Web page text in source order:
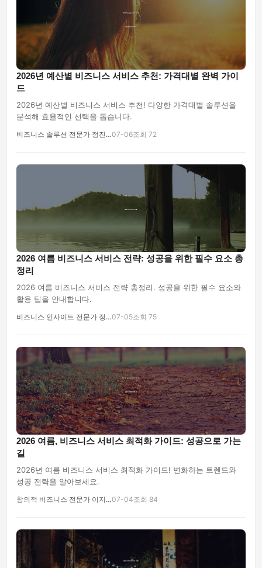
2026년 예산별 비즈니스 서비스 추천: 가격대별 완벽 가이
드
2026년 예산별 비즈니스 서비스 추천! 다양한 가격대별 솔루션을
분석해 효율적인 선택을 돕습니다.
비즈니스 솔루션 전문가 정진…07-06조회 72
2026 여름 비즈니스 서비스 전략: 성공을 위한 필수 요소 총
정리
2026 여름 비즈니스 서비스 전략 총정리. 성공을 위한 필수 요소와
활용 팁을 안내합니다.
비즈니스 인사이트 전문가 정…07-05조회 75
2026 여름, 비즈니스 서비스 최적화 가이드: 성공으로 가는
길
2026년 여름 비즈니스 서비스 최적화 가이드! 변화하는 트렌드와
성공 전략을 알아보세요.
창의적 비즈니스 전문가 이지…07-04조회 84